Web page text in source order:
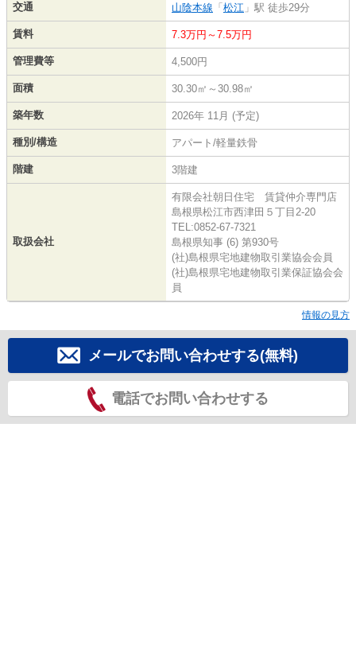
交通 山陰本線 「 松江 」駅 徒歩29分
賃料 7.3万円～7.5万円
管理費等 4,500円
面積 30.30㎡～30.98㎡
築年数 2026年 11月 (予定)
種別/構造 アパート/軽量鉄骨
階建 3階建
取扱会社
有限会社朝日住宅 賃貸仲介専門店
島根県松江市西津田５丁目2-20
TEL:0852-67-7321
島根県知事 (6) 第930号
(社)島根県宅地建物取引業協会会員
(社)島根県宅地建物取引業保証協会会
員
情報の見方
メールでお問い合わせする(無料)
電話でお問い合わせする